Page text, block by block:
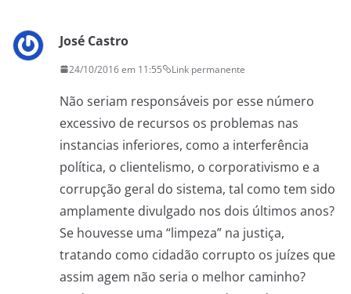
José Castro
24/10/2016 em 11:55 Link permanente
Não seriam responsáveis por esse número
excessivo de recursos os problemas nas
instancias inferiores, como a interferência
política, o clientelismo, o corporativismo e a
corrupção geral do sistema, tal como tem sido
amplamente divulgado nos dois últimos anos?
Se houvesse uma “limpeza” na justiça,
tratando como cidadão corrupto os juízes que
assim agem não seria o melhor caminho?